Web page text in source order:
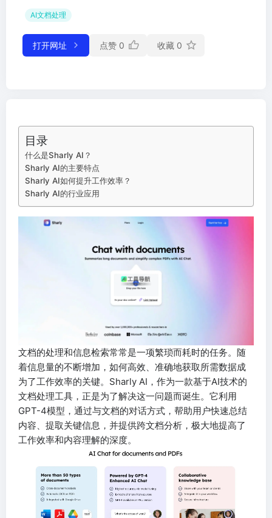
AI文档处理
打开网址 点赞 0 收藏 0
目录
什么是Sharly AI？
Sharly AI的主要特点
Sharly AI如何提升工作效率？
Sharly AI的行业应用
文档的处理和信息检索常常是一项繁琐而耗时的任务。随
着信息量的不断增加，如何高效、准确地获取所需数据成
为了工作效率的关键。Sharly AI，作为一款基于AI技术的
文档处理工具，正是为了解决这一问题而诞生。它利用
GPT-4模型，通过与文档的对话方式，帮助用户快速总结
内容、提取关键信息，并提供跨文档分析，极大地提高了
工作效率和内容理解的深度。